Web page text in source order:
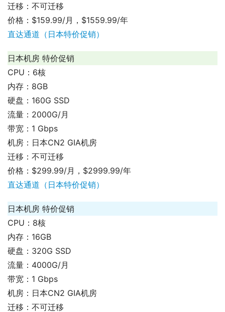
迁移：不可迁移
价格：$159.99/月，$1559.99/年
直达通道（日本特价促销）
日本机房 特价促销
CPU：6核
内存：8GB
硬盘：160G SSD
流量：2000G/月
带宽：1 Gbps
机房：日本CN2 GIA机房
迁移：不可迁移
价格：$299.99/月，$2999.99/年
直达通道（日本特价促销）
日本机房 特价促销
CPU：8核
内存：16GB
硬盘：320G SSD
流量：4000G/月
带宽：1 Gbps
机房：日本CN2 GIA机房
迁移：不可迁移